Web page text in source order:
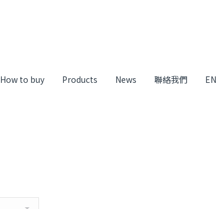
How to buy Products News 聯絡我們 EN